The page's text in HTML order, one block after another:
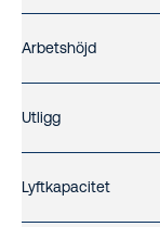
Arbetshöjd
Utligg
Lyftkapacitet